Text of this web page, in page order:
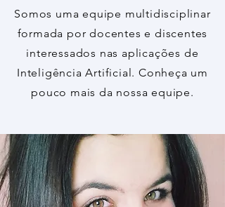
Somos uma equipe multidisciplinar
formada por docentes e discentes
interessados nas aplicações de
Inteligência Artificial. Conheça um
pouco mais da nossa equipe.